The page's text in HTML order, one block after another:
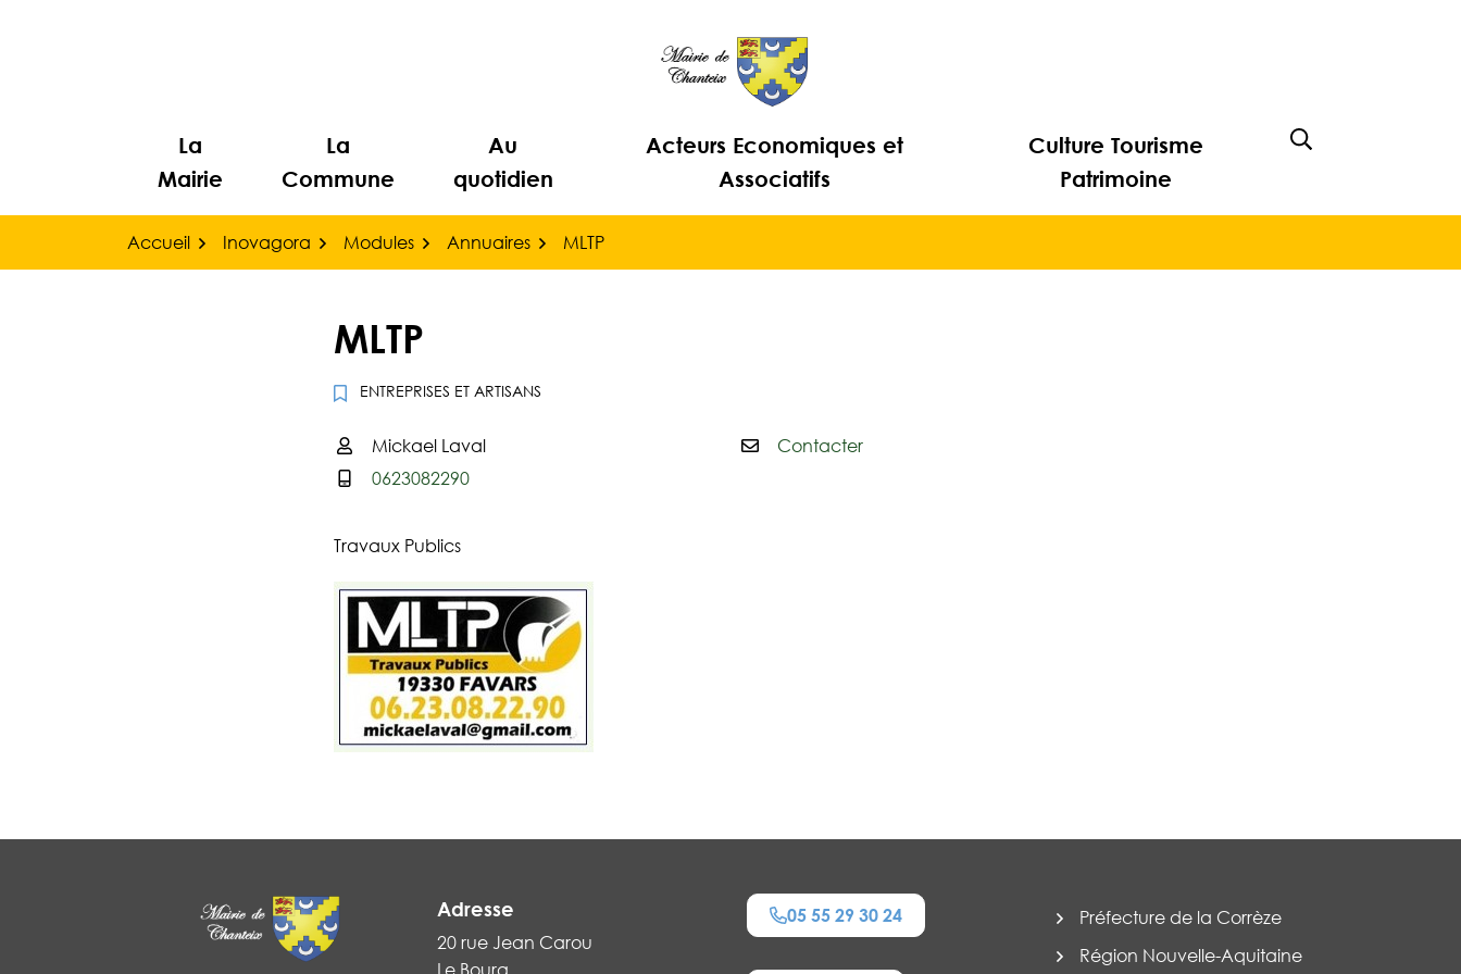
La
Mairie
La
Commune
Au
quotidien
Acteurs Economiques et
Associatifs
Culture Tourisme
Patrimoine
Afficher la
Accueil Inovagora Modules Annuaires MLTP
MLTP
ENTREPRISES ET ARTISANS
Infos utiles
Mickael Laval
0623082290
Contacter
Travaux Publics
Adresse
20 rue Jean Carou
Le Bourg
05 55 29 30 24
Préfecture de la Corrèze
Région Nouvelle-Aquitaine